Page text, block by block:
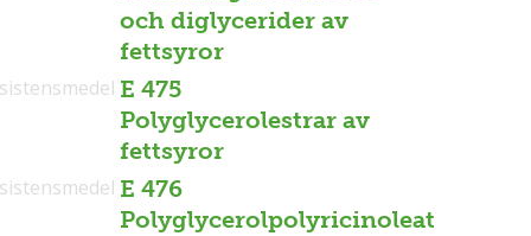
och diglycerider av
fettsyror
E 475
Polyglycerolestrar av
fettsyror
E 476
Polyglycerolpolyricinoleat